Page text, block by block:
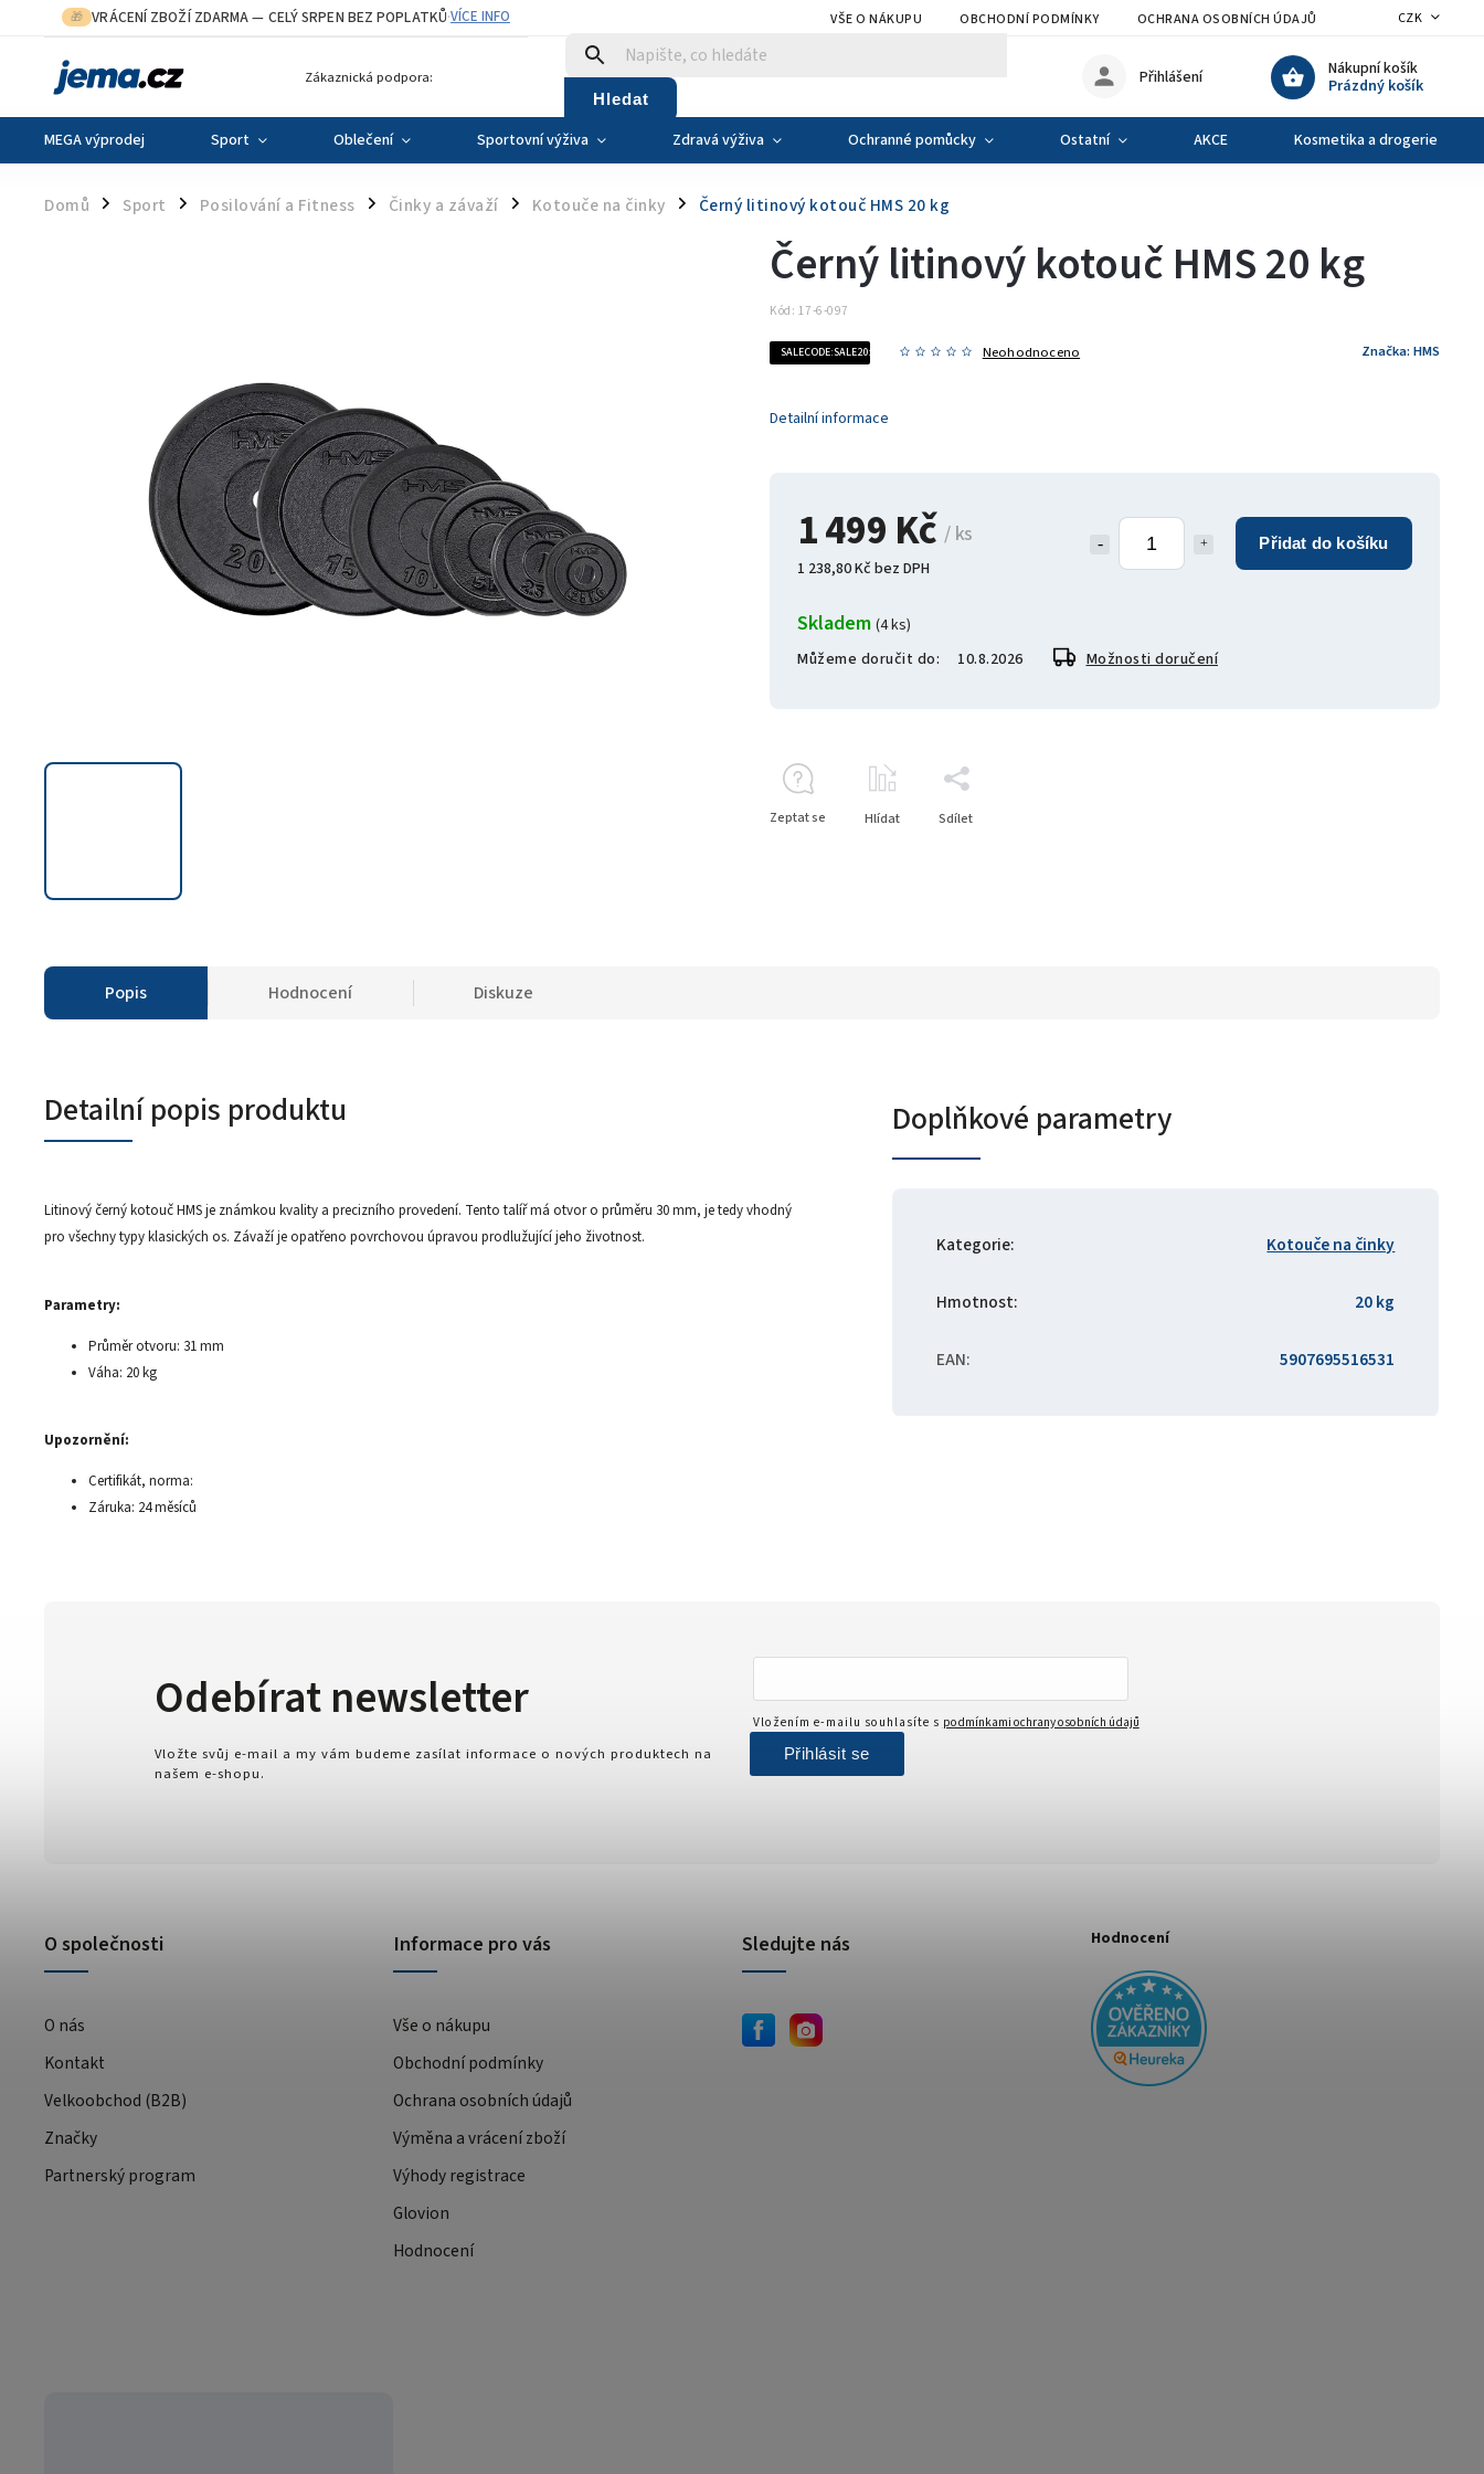
🎁 VRÁCENÍ ZBOŽÍ ZDARMA— CELÝ SRPEN BEZ POPLATKŮ·VÍCE INFO VŠE O NÁKUPU OBCHODNÍ PODMÍNKY OCHRANA OSOBNÍCH ÚDAJŮ VÝMĚNA A VRÁCENÍ
CZK
Zákaznická podpora:
Hledat
Nákupní košík
Prázdný košík
Přihlášení
MEGA výprodej Sport Oblečení Sportovní výživa Zdravá výživa Ochranné pomůcky Ostatní AKCE Kosmetika a drogerie
Domů / Sport / Posilování a Fitness / Činky a závaží / Kotouče na činky / Černý litinový kotouč HMS 20 kg
1 499 Kč/ ks
1 238,80 Kč bez DPH
Přidat do košíku
Skladem (4 ks)
Můžeme doručit do:
10.8.2026 Možnosti doručení
Černý litinový kotouč HMS 20 kg
Kód: 17-6-097
SALECODE:SALE20:20:% Neohodnoceno Značka: HMS
Detailní informace
Zeptat se Hlídat Sdílet
Popis Hodnocení Diskuze
Detailní popis produktu
Litinový černý kotouč HMS je známkou kvality a precizního provedení. Tento talíř má otvor o průměru 30 mm, je tedy vhodný
pro všechny typy klasických os. Závaží je opatřeno povrchovou úpravou prodlužující jeho životnost.
Parametry:
Průměr otvoru: 31 mm
Váha: 20 kg
Upozornění:
Certifikát, norma:
Záruka: 24 měsíců
Doplňkové parametry
Kategorie: Kotouče na činky
Hmotnost: 20 kg
EAN: 5907695516531
O společnosti
O nás
Kontakt
Velkoobchod (B2B)
Značky
Partnerský program
Informace pro vás
Vše o nákupu
Obchodní podmínky
Ochrana osobních údajů
Výměna a vrácení zboží
Výhody registrace
Glovion
Hodnocení
Odebírat newsletter
Vložte svůj e-mail a my vám budeme zasílat informace o nových produktech na
našem e-shopu.
Vložením e-mailu souhlasíte s podmínkami ochrany osobních údajů
Přihlásit se
Sledujte nás Hodnocení